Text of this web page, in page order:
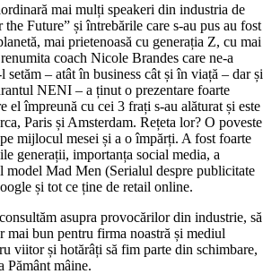
mai mulți speakeri din industria de
Future” și întrebările care s-au pus au fost
mai prietenoasă cu generația Z, cu mai
coach Nicole Brandes care ne-a
– atât în business cât și în viață – dar și
NENI – a ținut o prezentare foarte
el împreună cu cei 3 frați s-au alăturat și este
Paris și Amsterdam. Rețeta lor? O poveste
mijlocul mesei și a o împărți. A fost foarte
generații, importanța social media, a
Mad Men (Serialul despre publicitate
și tot ce ține de retail online.
asupra provocărilor din industrie, să
mai bun pentru firma noastră și mediul
viitor și hotărâți să fim parte din schimbare,
Pământ mâine.